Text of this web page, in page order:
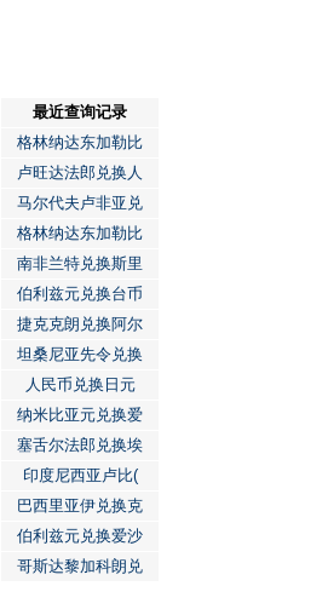
最近查询记录
格林纳达东加勒比
卢旺达法郎兑换人
马尔代夫卢非亚兑
格林纳达东加勒比
南非兰特兑换斯里
伯利兹元兑换台币
捷克克朗兑换阿尔
坦桑尼亚先令兑换
人民币兑换日元
纳米比亚元兑换爱
塞舌尔法郎兑换埃
印度尼西亚卢比(
巴西里亚伊兑换克
伯利兹元兑换爱沙
哥斯达黎加科朗兑